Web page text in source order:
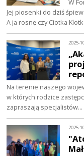
W
Jej piosenki do dziś
A ja rosnę czy Ciotka
2025-
Na terenie naszego
w których rodzice
zapraszają specjalistów…
2025-